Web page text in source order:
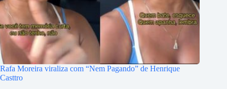
Rafa Moreira viraliza com “Nem Pagando” de Henrique
Casttro